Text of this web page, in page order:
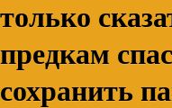
только
предкам
сохранить